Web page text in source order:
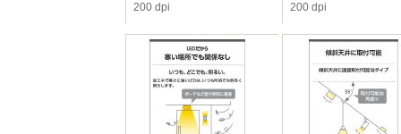
200 dpi
200 dpi